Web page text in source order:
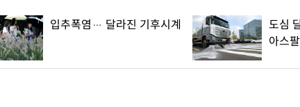
입추폭염… 달라진 기후시계
도심
아스